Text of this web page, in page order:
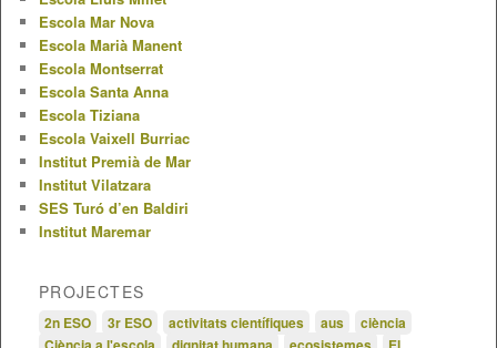
Escola Mar Nova
Escola Marià Manent
Escola Montserrat
Escola Santa Anna
Escola Tiziana
Escola Vaixell Burriac
Institut Premià de Mar
Institut Vilatzara
SES Turó d’en Baldiri
Institut Maremar
PROJECTES
2n ESO 3r ESO activitats científiques aus
ciència